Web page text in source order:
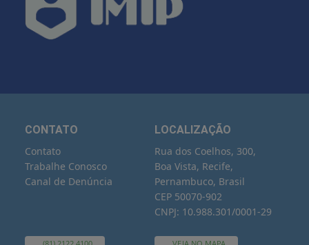
CONTATO
Contato
Trabalhe Conosco
Canal de Denúncia
LOCALIZAÇÃO
Rua dos Coelhos, 300,
Boa Vista, Recife,
Pernambuco, Brasil
CEP 50070-902
CNPJ: 10.988.301/0001-29